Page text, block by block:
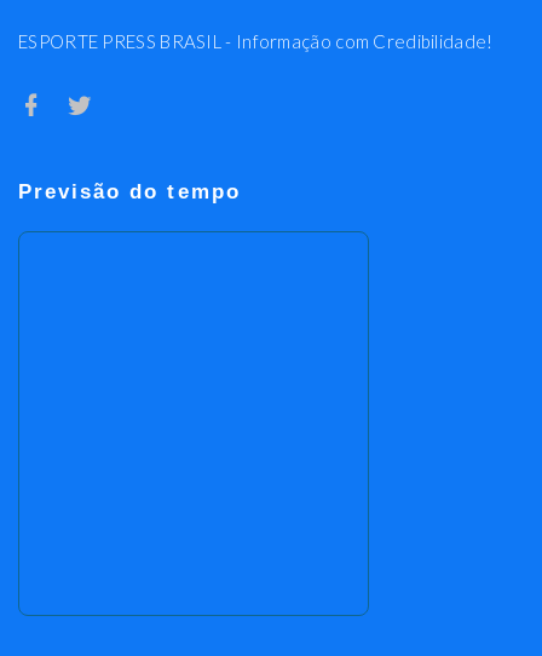
ESPORTE PRESS BRASIL - Informação com Credibilidade!
Previsão do tempo